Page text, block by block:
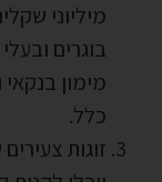
מיליוני
מימון
כלל.
זוגות